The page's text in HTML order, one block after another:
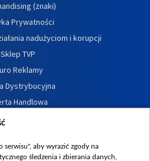
(znaki)
Prywatności
nadużyciom i korupcji
Sklep TVP
Reklamy
Dystrybucyjna
Handlowa
wewnętrznych
serwisu", aby wyrazić zgody na
śledzenia i zbierania danych,